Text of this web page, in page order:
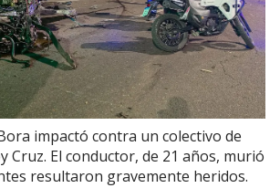
impactó contra un colectivo de
Cruz. El conductor, de 21 años, murió
resultaron gravemente heridos.